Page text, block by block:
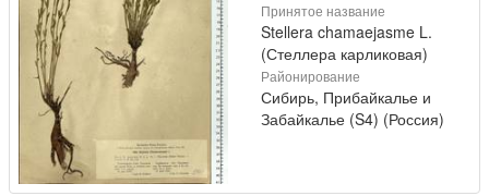
Принятое название
Stellera chamaejasme L.
(Стеллера карликовая)
Районирование
Сибирь, Прибайкалье и
Забайкалье (S4) (Россия)